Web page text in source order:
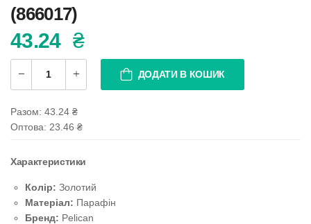
(866017)
43.24 ₴
ДОДАТИ В КОШИК
Разом: 43.24 ₴
Оптова: 23.46 ₴
Характеристики
Колір: Золотий
Матеріал: Парафін
Бренд: Pelican